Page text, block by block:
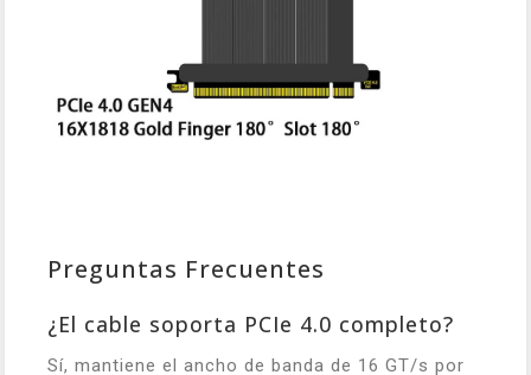
Preguntas Frecuentes
¿El cable soporta PCIe 4.0 completo?
Sí, mantiene el ancho de banda de 16 GT/s por